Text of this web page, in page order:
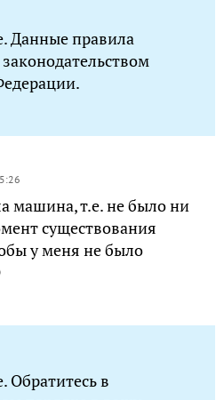
Данные правила
машина, т.е. не было ни
существования
у меня не было
Обратитесь в